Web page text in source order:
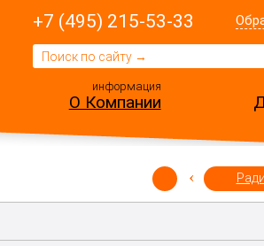
+7 (495) 215-53-33
информация
О Компании